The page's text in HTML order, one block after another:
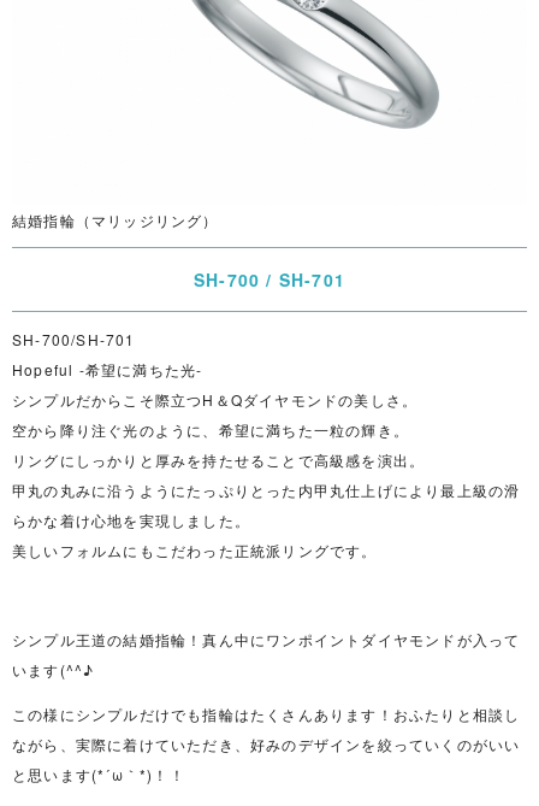
結婚指輪（マリッジリング）
SH-700 / SH-701
SH-700/SH-701
Hopeful -希望に満ちた光-
シンプルだからこそ際立つH＆Qダイヤモンドの美しさ。
空から降り注ぐ光のように、希望に満ちた一粒の輝き。
リングにしっかりと厚みを持たせることで高級感を演出。
甲丸の丸みに沿うようにたっぷりとった内甲丸仕上げにより最上級の滑
らかな着け心地を実現しました。
美しいフォルムにもこだわった正統派リングです。
シンプル王道の結婚指輪！真ん中にワンポイントダイヤモンドが入って
います(^^♪
この様にシンプルだけでも指輪はたくさんあります！おふたりと相談し
ながら、実際に着けていただき、好みのデザインを絞っていくのがいい
と思います(*´ω｀*)！！